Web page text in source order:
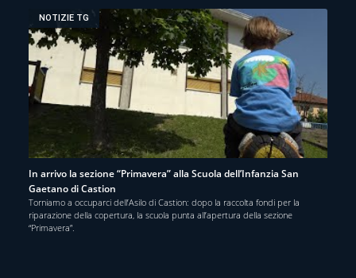
NOTIZIE TG
In arrivo la sezione “Primavera” alla Scuola dell’Infanzia San
Gaetano di Castion
Torniamo a occuparci dell’Asilo di Castion: dopo la raccolta fondi per la
riparazione della copertura, la scuola punta all’apertura della sezione
“Primavera”.